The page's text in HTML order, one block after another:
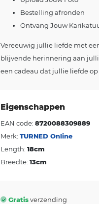
Bestelling afronden
Ontvang Jouw
Vereeuwig jullie liefde met
blijvende herinnering aan
een cadeau dat jullie liefde
Eigenschappen
EAN code: 8720088309889
Merk: TURNED Online
Length: 18cm
Breedte: 13cm
Gratisverzending